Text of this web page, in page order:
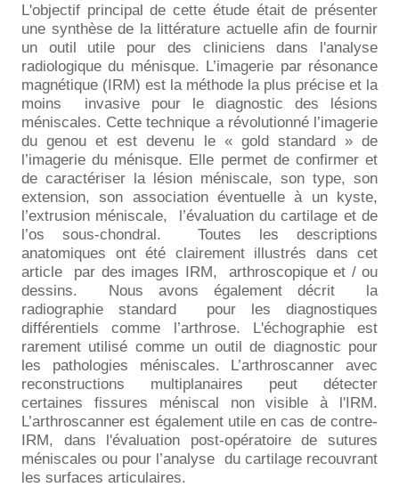
L'objectif principal de cette étude était de présenter
une synthèse de la littérature actuelle afin de fournir
un outil utile pour des cliniciens dans l'analyse
radiologique du ménisque. L’imagerie par résonance
magnétique (IRM) est la méthode la plus précise et la
moins
invasive pour le diagnostic des lésions
méniscales. Cette technique a révolutionné l’imagerie
du genou et est devenu le « gold standard » de
l’imagerie du ménisque. Elle permet de confirmer et
de caractériser la lésion méniscale, son type, son
extension, son association éventuelle à un kyste,
l’extrusion méniscale,
l’évaluation du cartilage et de
l’os sous-chondral.
Toutes les descriptions
anatomiques ont été clairement illustrés dans cet
article
par des images IRM,
arthroscopique et / ou
dessins.
Nous avons également décrit
la
radiographie standard
pour les diagnostiques
différentiels comme l’arthrose. L'échographie est
rarement utilisé comme un outil de diagnostic pour
les pathologies méniscales. L’arthroscanner avec
reconstructions multiplanaires peut détecter
certaines fissures méniscal non visible à l'IRM.
L’arthroscanner est également utile en cas de contre-
IRM, dans l'évaluation post-opératoire de sutures
méniscales ou pour l’analyse du cartilage recouvrant
les surfaces articulaires.